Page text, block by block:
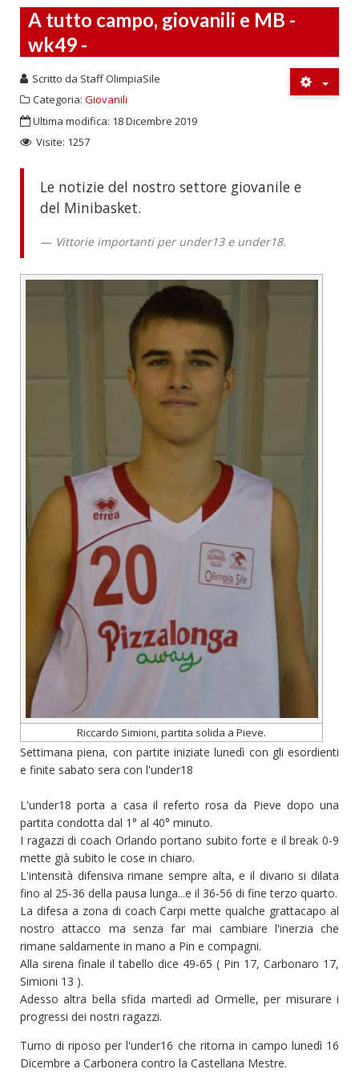
A tutto campo, giovanili e MB -
wk49 -
Scritto da Staff OlimpiaSile
Categoria: Giovanili
Ultima modifica: 18 Dicembre 2019
Visite: 1257
Le notizie del nostro settore giovanile e
del Minibasket.
Vittorie importanti per under13 e under18.
Riccardo Simioni, partita solida a Pieve.
Settimana piena, con partite iniziate lunedì con gli esordienti
e finite sabato sera con l'under18
L'under18 porta a casa il referto rosa da Pieve dopo una
partita condotta dal 1° al 40° minuto.
I ragazzi di coach Orlando portano subito forte e il break 0-9
mette già subito le cose in chiaro.
L'intensità difensiva rimane sempre alta, e il divario si dilata
fino al 25-36 della pausa lunga...e il 36-56 di fine terzo quarto.
La difesa a zona di coach Carpi mette qualche grattacapo al
nostro attacco ma senza far mai cambiare l'inerzia che
rimane saldamente in mano a Pin e compagni.
Alla sirena finale il tabello dice 49-65 ( Pin 17, Carbonaro 17,
Simioni 13 ).
Adesso altra bella sfida martedì ad Ormelle, per misurare i
progressi dei nostri ragazzi.
Turno di riposo per l'under16 che ritorna in campo lunedì 16
Dicembre a Carbonera contro la Castellana Mestre.